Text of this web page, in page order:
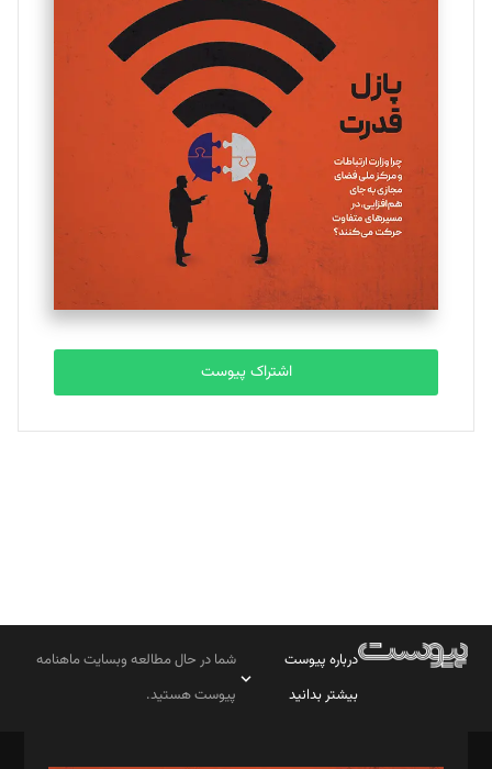
یسنا امان‌پور
تحریریه
ملینا جعفری
تحریریه
مصطفی مسجدی آرانی
تحریریه
بابک نقاش
تحریریه
اشتراک پیوست
درباره پیوست
بیشتر بدانید
شما در حال مطالعه وبسایت ماهنامه
پیوست هستید.